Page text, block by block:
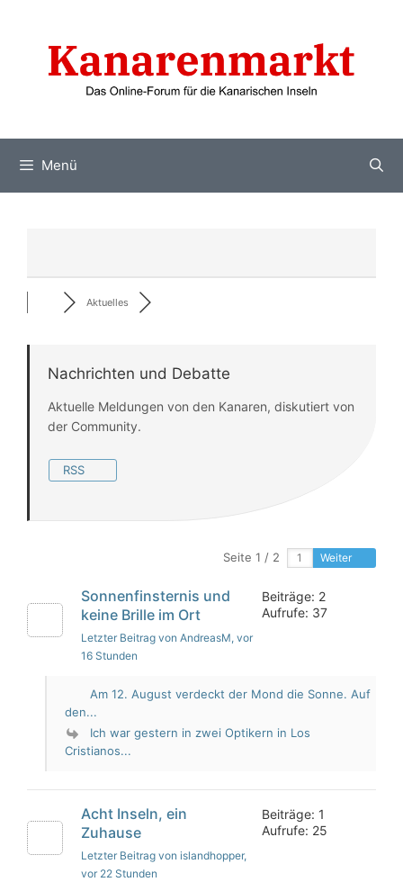
springen
Menü
Aktuelles
Nachrichten und Debatte
Aktuelle Meldungen von den Kanaren, diskutiert von
der Community.
RSS
Seite 1 / 2 Weiter
Sonnenfinsternis und
keine Brille im Ort
Letzter Beitrag von AndreasM, vor
16 Stunden
Beiträge: 2
Aufrufe: 37
Am 12. August verdeckt der Mond die Sonne. Auf
den...
Ich war gestern in zwei Optikern in Los
Cristianos...
Acht Inseln, ein
Zuhause
Letzter Beitrag von islandhopper,
vor 22 Stunden
Beiträge: 1
Aufrufe: 25